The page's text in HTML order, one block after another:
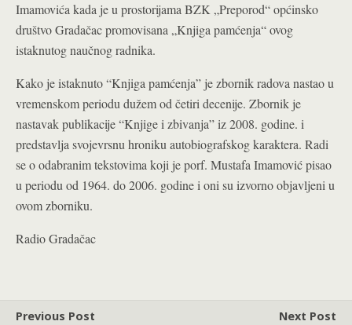
Imamovića kada je u prostorijama BZK „Preporod“ općinsko
društvo Gradačac promovisana „Knjiga pamćenja“ ovog
istaknutog naučnog radnika.
Kako je istaknuto “Knjiga pamćenja” je zbornik radova nastao u
vremenskom periodu dužem od četiri decenije. Zbornik je
nastavak publikacije “Knjige i zbivanja” iz 2008. godine. i
predstavlja svojevrsnu hroniku autobiografskog karaktera. Radi
se o odabranim tekstovima koji je porf. Mustafa Imamović pisao
u periodu od 1964. do 2006. godine i oni su izvorno objavljeni u
ovom zborniku.
Radio Gradačac
Previous Post
Next Post